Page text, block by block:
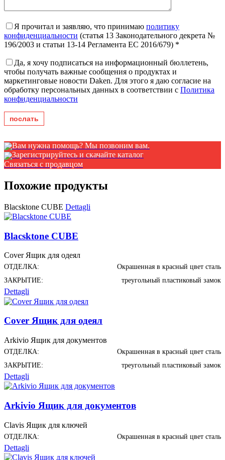
Я прочитал и заявляю, что принимаю политику
конфиденциальности (статья 13 Законодательного декрета №
196/2003 и статьи 13-14 Регламента ЕС 2016/679) *
Да, я хочу подписаться на информационный бюллетень,
чтобы получать важные сообщения о продуктах и ​​
маркетинговые новости Daken. Для этого я даю согласие на
обработку персональных данных в соответствии с Политика
конфиденциальности
Вам нужна помощь? Мы позвоним вам.
Зарегистрируйтесь и скачайте каталог
Связаться с продавцом
Похожие продукты
Blacsktone CUBE Dettagli
Blacsktone CUBE
Cover Ящик для одеял
ОТДЕЛКА:
Окрашенная в красный цвет сталь
ЗАКРЫТИЕ:
треугольный пластиковый замок
Dettagli
Cover Ящик для одеял
Arkivio Ящик для документов
ОТДЕЛКА:
Окрашенная в красный цвет сталь
ЗАКРЫТИЕ:
треугольный пластиковый замок
Dettagli
Arkivio Ящик для документов
Clavis Ящик для ключей
ОТДЕЛКА: Окрашенная в красный цвет сталь
Dettagli